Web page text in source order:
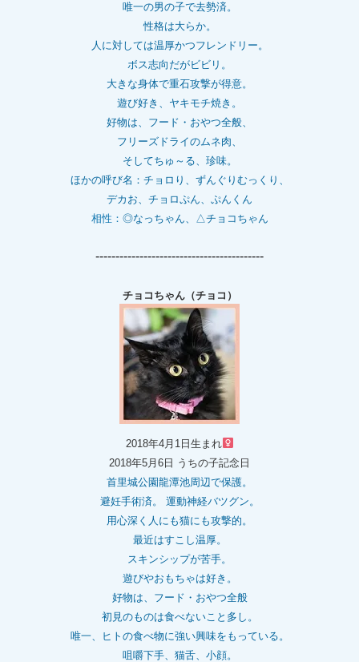
唯一の男の子で去勢済。
性格は大らか。
人に対しては温厚かつフレンドリー。
ボス志向だがビビリ。
大きな身体で重石攻撃が得意。
遊び好き、ヤキモチ焼き。
好物は、フード・おやつ全般、
フリーズドライのムネ肉、
そしてちゅ～る、珍味。
ほかの呼び名：チョロり、ずんぐりむっくり、
デカお、チョロぷん、ぷんくん
相性： ◎なっちゃん、△チョコちゃん
------------------------------------------
チョコちゃん（チョコ）
2018年4月1日生まれ
2018年5月6日 うちの子記念日
首里城公園龍潭池周辺で保護。
避妊手術済。 運動神経バツグン。
用心深く人にも猫にも攻撃的。
最近はすこし温厚。
スキンシップが苦手。
遊びやおもちゃは好き。
好物は、フード・おやつ全般
初見のものは食べないこと多し。
唯一、ヒトの食べ物に強い興味をもっている。
咀嚼下手、猫舌、小顔。